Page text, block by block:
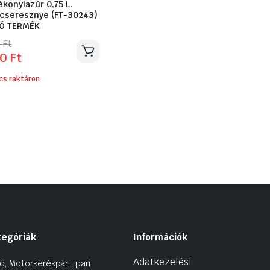
0,75 L.
(FT-30243)
TERMÉK
Ft
Ft
raktáron
Motorkerékpár, Ipari
Információk
Adatkezelési